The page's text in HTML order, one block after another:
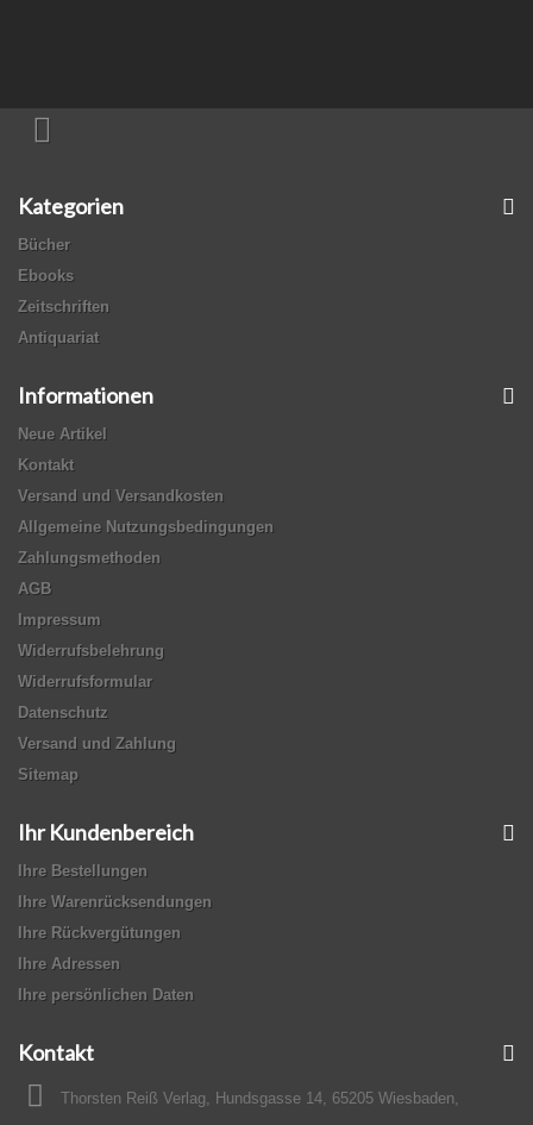
Kategorien
Bücher
Ebooks
Zeitschriften
Antiquariat
Informationen
Neue Artikel
Kontakt
Versand und Versandkosten
Allgemeine Nutzungsbedingungen
Zahlungsmethoden
AGB
Impressum
Widerrufsbelehrung
Widerrufsformular
Datenschutz
Versand und Zahlung
Sitemap
Ihr Kundenbereich
Ihre Bestellungen
Ihre Warenrücksendungen
Ihre Rückvergütungen
Ihre Adressen
Ihre persönlichen Daten
Kontakt
Thorsten Reiß Verlag, Hundsgasse 14, 65205 Wiesbaden,